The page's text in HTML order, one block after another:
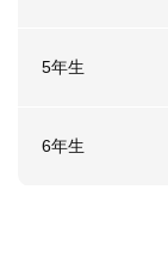
5年生
6年生